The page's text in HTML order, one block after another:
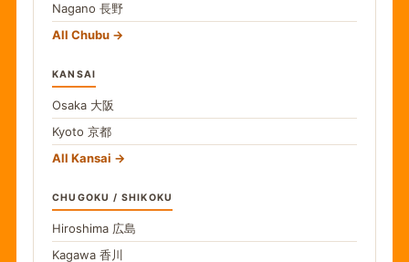
Nagano 長野
All Chubu
KANSAI
Osaka 大阪
Kyoto 京都
All Kansai
CHUGOKU / SHIKOKU
Hiroshima 広島
Kagawa 香川